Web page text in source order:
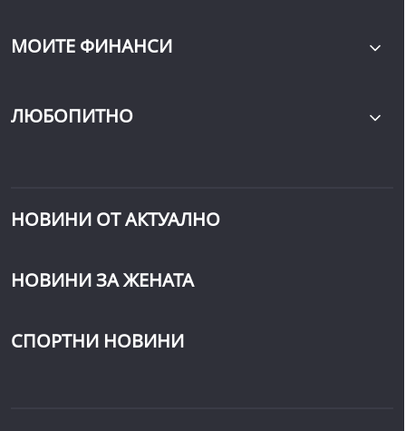
МОИТЕ ФИНАНСИ
ЛЮБОПИТНО
НОВИНИ ОТ АКТУАЛНО
НОВИНИ ЗА ЖЕНАТА
СПОРТНИ НОВИНИ